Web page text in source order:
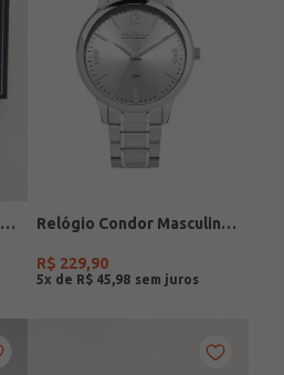
Relógio Condor Masculino PRETO Relógio Condor Masculino PRATA
R$ 229,90
5x de R$ 45 98